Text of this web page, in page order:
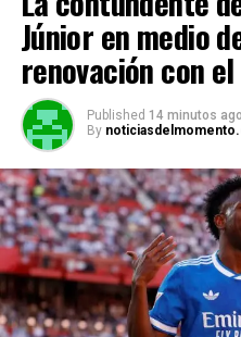
Júnior en medio
renovación con
Published 14 minutos ago
By